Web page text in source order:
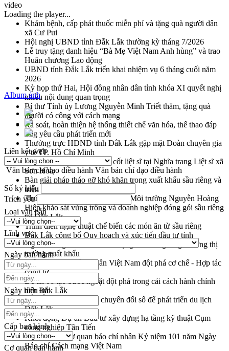
video
Loading the player...
Khám bệnh, cấp phát thuốc miễn phí và tặng quà người dân
xã Cư Pui
Hội nghị UBND tỉnh Đắk Lắk thường kỳ tháng 7/2026
Lễ truy tặng danh hiệu “Bà Mẹ Việt Nam Anh hùng” và trao
Huân chương Lao động
UBND tỉnh Đắk Lắk triển khai nhiệm vụ 6 tháng cuối năm
2026
Kỳ họp thứ Hai, Hội đồng nhân dân tỉnh khóa XI quyết nghị
nhiều nội dung quan trọng
Bí thư Tỉnh ủy Lương Nguyễn Minh Triết thăm, tặng quà
người có công với cách mạng
Rà soát, hoàn thiện hệ thống thiết chế văn hóa, thể thao đáp
ứng yêu cầu phát triển mới
Thường trực HĐND tỉnh Đắk Lắk gặp mặt Đoàn chuyên gia
y tế TP. Hồ Chí Minh
Lễ truy điệu và an táng hài cốt liệt sĩ tại Nghĩa trang Liệt sĩ xã
Sơn Hòa
Bàn giải pháp tháo gỡ khó khăn trong xuất khẩu sầu riêng và
triển khai quy định EUDR
Thứ trưởng Bộ Nông nghiệp và Môi trường Nguyễn Hoàng
Hiệp khảo sát vùng trồng và doanh nghiệp đóng gói sầu riêng
tại Đắk Lắk
Trình diễn nghệ thuật chế biến các món ăn từ sầu riêng
Đắk Lắk công bố Quy hoạch và xúc tiến đầu tư tỉnh
Ngành cá ngừ Đắk Lắk chủ động thích ứng để giữ vững thị
trường xuất khẩu
Diễn đàn Kinh tế tư nhân Việt Nam đột phá cơ chế - Hợp tác
công tư
Đề án 06 tạo bước ngoặt đột phá trong cải cách hành chính
tỉnh Đắk Lắk
Kết nối tour, đẩy mạnh chuyển đổi số để phát triển du lịch
Đắk Lắk
Khởi động Dự án Đầu tư xây dựng hạ tầng kỹ thuật Cụm
công nghiệp Tân Tiến
Gặp mặt các cơ quan báo chí nhân Kỷ niệm 101 năm Ngày
Báo chí Cách mạng Việt Nam
Album ảnh
Liên kết web
Văn bản chỉ đạo điều hành Văn bản chỉ đạo điều hành
Số ký hiệu
Trích yếu
Loại văn bản
Lĩnh vực
Ngày ban hành
Ngày hiệu lực
Cấp ban hành
Cơ quan ban hành